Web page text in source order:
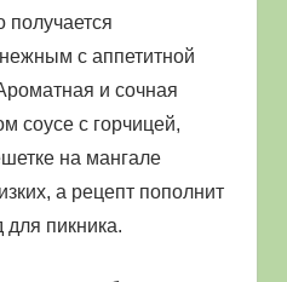
получается
с аппетитной
и сочная
соусе с горчицей,
на мангале
а рецепт пополнит
пикника.